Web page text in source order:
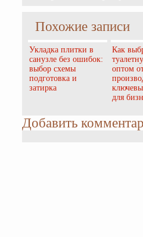
Похожие записи
Укладка плитки в
санузле без ошибок:
выбор схемы
подготовка и
затирка
Как
оптом
для
Добавить